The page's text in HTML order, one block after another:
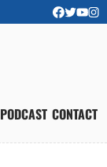
PODCAST CONTACT